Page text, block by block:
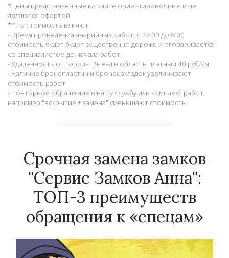
*Цены представленные на сайте ориентировочные и не
являются офертой
** На стоимость влияют:
- Время проведения аварийных работ, с 22:00 до 8:00
стоимость будет будет существенно дороже и оговаривается
со специалистом до начала работ;
- Удаленность от города. Выезд в область платный 40 руб/км
- Наличие бронепластин и броненакладок увеличивают
стоимость работ
- Повторное обращение в нашу службу или комплекс работ,
например "вскрытие + замена" уменьшают стоимость
Срочная замена замков
"Сервис Замков Анна":
ТОП-3 преимуществ
обращения к «спецам»